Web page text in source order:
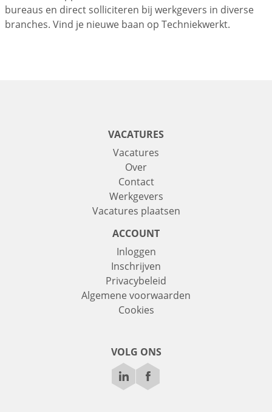
bureaus en direct solliciteren bij werkgevers in diverse
branches. Vind je nieuwe baan op Techniekwerkt.
VACATURES
Vacatures
Over
Contact
Werkgevers
Vacatures plaatsen
ACCOUNT
Inloggen
Inschrijven
Privacybeleid
Algemene voorwaarden
Cookies
VOLG ONS